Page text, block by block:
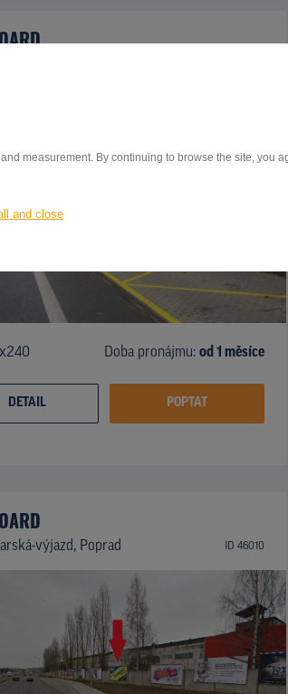
measurement. By continuing to browse the site, you
and close
Doba pronájmu: od 1 měsíce
DETAIL POPTAT
výjazd, Poprad ID 46010